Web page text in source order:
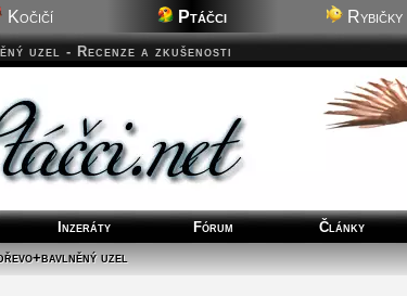
Kočičí Ptáčci Rybičky
uzel - Recenze a zkušenosti
Inzeráty Fórum Články
uzel